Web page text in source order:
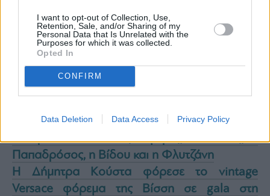
I want to opt-out of Collection, Use,
Retention, Sale, and/or Sharing of my
Personal Data that Is Unrelated with the
Purposes for which it was collected.
Opted In
CONFIRM
Data Deletion Data Access Privacy Policy
Αν καταλάβουν ότι η αποτυχία του δίπλα
κάποια στιγμή σηματοδοτεί και μια δική μας
αποτυχία και πτώση, θα ήταν διαφορετικά τα
πράγματα».
Γιατί έφυγε η Σία Κοσιώνη από τον Σκάι – Τι
συνέβη πίσω από τις κάμερες, ο Ζούλας, ο
Παπαδρόσος, η Βίδου και η Φλυτζάνη
Η Δήμητρα Κούστα φόρεσε το vintage
Versace φόρεμα της Βίσση σε gala στη